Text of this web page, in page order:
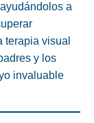
a
terapia visual
y los
invaluable